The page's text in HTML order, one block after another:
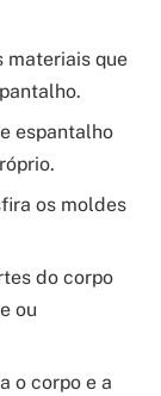
materiais que
espantalho
os moldes
do corpo
ou
o corpo e a